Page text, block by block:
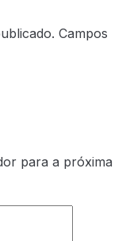
Campos
para a próxima